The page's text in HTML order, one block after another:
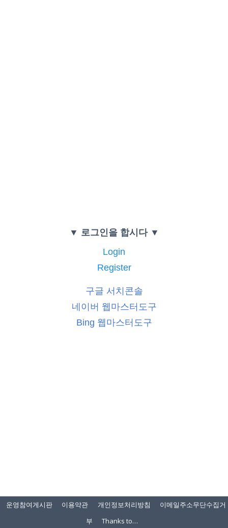
▼ 로그인을 합시다 ▼
Login
Register
구글 서치콘솔
네이버 웹마스터도구
Bing 웹마스터도구
운영참여게시판 이용약관 개인정보처리방침
이메일주소무단수집거
부
Thanks to…